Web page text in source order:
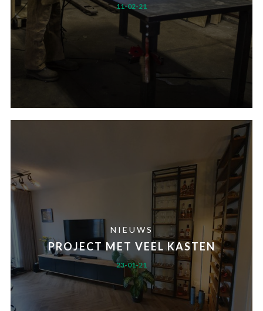
11-02-21
NIEUWS
PROJECT MET VEEL KASTEN
23-01-21